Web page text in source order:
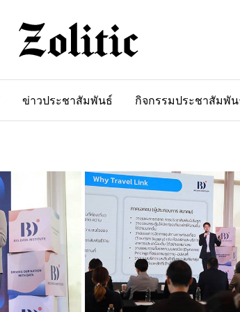
ข่าวประชาสัมพันธ์ กิจกรรมประชาสัมพั